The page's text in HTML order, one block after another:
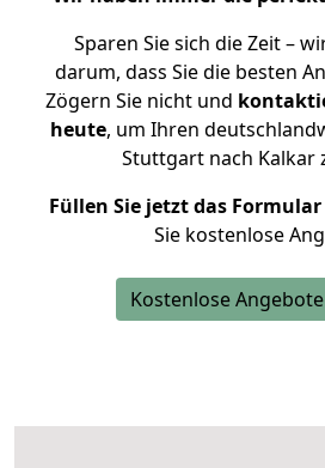
Sparen Sie sich die Zeit –
darum, dass Sie die besten
Zögern Sie nicht und
heute, um Ihren
Stuttgart nach Kalkar
Füllen Sie jetzt das
Sie kostenlose
Kostenlose